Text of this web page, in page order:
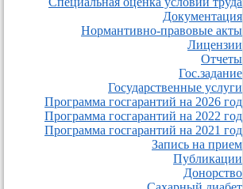
Документация
Нормантивно-правовые акты
Лицензии
Отчеты
Гос.задание
Государственные услуги
Программа госгарантий на 2026 год
Программа госгарантий на 2022 год
Программа госгарантий на 2021 год
Запись на прием
Публикации
Донорство